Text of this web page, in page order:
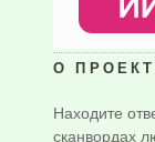
О
Находите
сканвордах